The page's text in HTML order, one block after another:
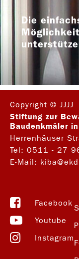
Die
Copyright © JJJJ
Stiftung zur
Baudenkmäler
Herrenhäuser
Tel: 0511 - 27
E-Mail:
Facebook
Youtube
Instagram